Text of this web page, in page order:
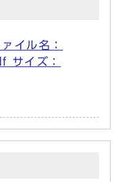
イル名：
イズ：